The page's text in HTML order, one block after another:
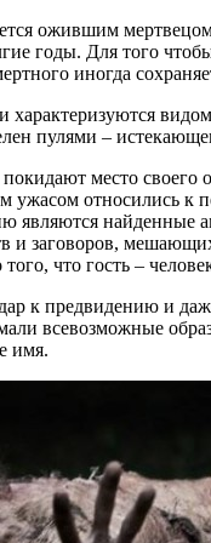
ожившим
годы. Для того
иногда
пулями –
место
относились к
являются найденные
и заговоров,
что гость –
к предвидению и
всевозможные
имя.